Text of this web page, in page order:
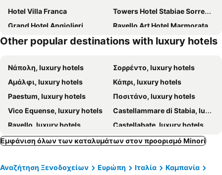
Hotel Villa Franca
Towers Hotel Stabiae Sorrento Coast
Grand Hotel Angiolieri
Ravello Art Hotel Marmorata
Furore Grand Hotel
Grand Hotel La Sonrisa
Hotel Piccolo Sant'Andrea
Hotel Royal Prisco
La Madegra Seasuite
Do' Petro Relax & Pool
San Severino Park Hotel & Spa
Hotel Mary
Caruso, A Belmond Hotel, Amalfi Coast
Palazzo Confalone
Hotel Villa Annalara Charme And Relax
Monastero Santa Rosa Hotel & Spa
Hotel Raito
Palazzo Suriano Heritage Hotel
Hotel Palazzo Murat
Hotel Montemare
Other popular destinations with luxury hotels
Νάπολη, luxury hotels
Σορρέντο, luxury hotels
Αμάλφι, luxury hotels
Κάπρι, luxury hotels
Paestum, luxury hotels
Ποσιτάνο, luxury hotels
Vico Equense, luxury hotels
Castellammare di Stabia, luxury hotels
Ravello, luxury hotels
Castellabate, luxury hotels
Salerno, luxury hotels
Vietri Sul Mare, luxury hotels
Altavilla Silentina, luxury hotels
Mercato San Severino, luxury hotels
Εμφάνιση όλων των καταλυμάτων στον προορισμό Minori
Αναζήτηση Ξενοδοχείων Ευρώπη Ιταλία
Καμπανία